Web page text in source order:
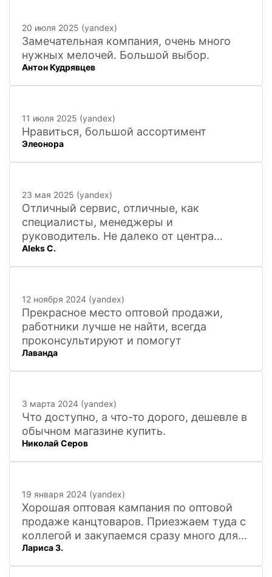
20 июля 2025 (yandex)
Замечательная компания, очень много
нужных мелочей. Большой выбор.
Антон Кудрявцев
11 июля 2025 (yandex)
Нравиться, большой ассортимент
Элеонора
23 мая 2025 (yandex)
Отличный сервис, отличные, как
специалисты, менеджеры и
руководитель. Не далеко от центра
города, 20 минут
Aleks C.
12 ноября 2024 (yandex)
Прекрасное место оптовой продажи,
работники лучше не найти, всегда
проконсультируют и помогут
Лаванда
3 марта 2024 (yandex)
Что доступно, а что-то дорого, дешевле в
обычном магазине купить.
Николай Серов
19 января 2024 (yandex)
Хорошая оптовая кампания по оптовой
продаже канцтоваров. Приезжаем туда с
коллегой и закупаемся сразу много для
офиса. Удобно. Есть практически всё, что
нужно, и по хорошим ценам. Вежливый
Лариса З.